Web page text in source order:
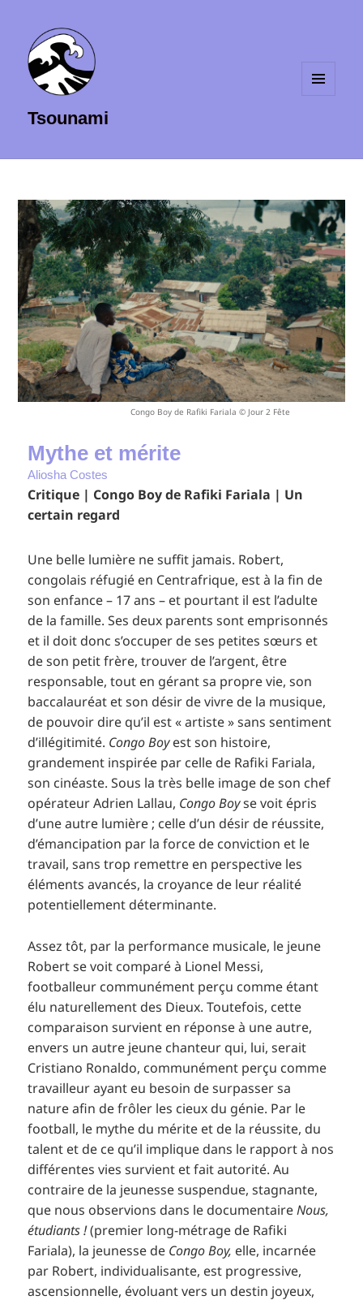
Tsounami
Congo Boy de Rafiki Fariala © Jour 2 Fête
Mythe et mérite
Aliosha Costes
Critique | Congo Boy de Rafiki Fariala | Un
certain regard
Une belle lumière ne suffit jamais. Robert,
congolais réfugié en Centrafrique, est à la fin de
son enfance – 17 ans – et pourtant il est l’adulte
de la famille. Ses deux parents sont emprisonnés
et il doit donc s’occuper de ses petites sœurs et
de son petit frère, trouver de l’argent, être
responsable, tout en gérant sa propre vie, son
baccalauréat et son désir de vivre de la musique,
de pouvoir dire qu’il est « artiste » sans sentiment
d’illégitimité. Congo Boyest son histoire,
grandement inspirée par celle de Rafiki Fariala,
son cinéaste. Sous la très belle image de son chef
opérateur Adrien Lallau, Congo Boyse voit épris
d’une autre lumière ; celle d’un désir de réussite,
d’émancipation par la force de conviction et le
travail, sans trop remettre en perspective les
éléments avancés, la croyance de leur réalité
potentiellement déterminante.
Assez tôt, par la performance musicale, le jeune
Robert se voit comparé à Lionel Messi,
footballeur communément perçu comme étant
élu naturellement des Dieux. Toutefois, cette
comparaison survient en réponse à une autre,
envers un autre jeune chanteur qui, lui, serait
Cristiano Ronaldo, communément perçu comme
travailleur ayant eu besoin de surpasser sa
nature afin de frôler les cieux du génie. Par le
football, le mythe du mérite et de la réussite, du
talent et de ce qu’il implique dans le rapport à nos
différentes vies survient et fait autorité. Au
contraire de la jeunesse suspendue, stagnante,
que nous observions dans le documentaireNous,
étudiants !(premier long-métrage de Rafiki
Fariala), la jeunesse de Congo Boy, elle, incarnée
par Robert, individualisante, est progressive,
ascensionnelle, évoluant vers un destin joyeux,